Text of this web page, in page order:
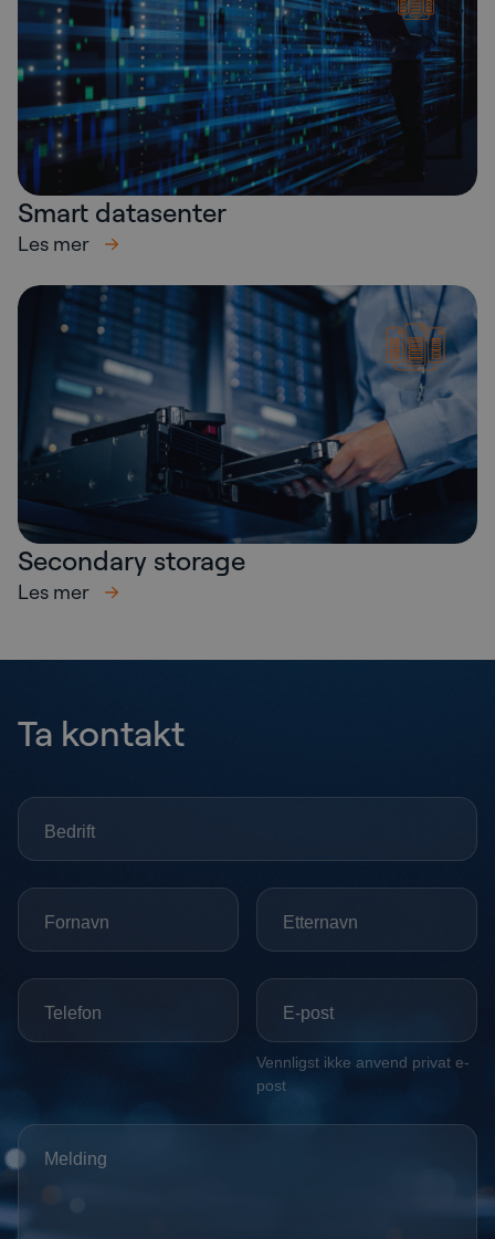
Smart datasenter
Les mer
Secondary storage
Les mer
Ta kontakt